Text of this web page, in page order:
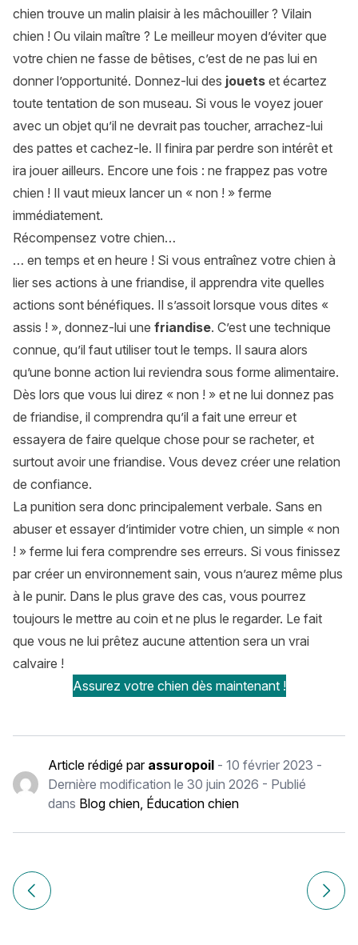
chien trouve un malin plaisir à les mâchouiller ? Vilain
chien ! Ou vilain maître ? Le meilleur moyen d’éviter que
votre chien ne fasse de bêtises, c’est de ne pas lui en
donner l’opportunité. Donnez-lui des jouets et écartez
toute tentation de son museau. Si vous le voyez jouer
avec un objet qu’il ne devrait pas toucher, arrachez-lui
des pattes et cachez-le. Il finira par perdre son intérêt et
ira jouer ailleurs. Encore une fois : ne frappez pas votre
chien ! Il vaut mieux lancer un « non ! » ferme
immédiatement.
Récompensez votre chien…
… en temps et en heure ! Si vous entraînez votre chien à
lier ses actions à une friandise, il apprendra vite quelles
actions sont bénéfiques. Il s’assoit lorsque vous dites «
assis ! », donnez-lui une friandise. C’est une technique
connue, qu’il faut utiliser tout le temps. Il saura alors
qu’une bonne action lui reviendra sous forme alimentaire.
Dès lors que vous lui direz « non ! » et ne lui donnez pas
de friandise, il comprendra qu’il a fait une erreur et
essayera de faire quelque chose pour se racheter, et
surtout avoir une friandise. Vous devez créer une relation
de confiance.
La punition sera donc principalement verbale. Sans en
abuser et essayer d’intimider votre chien, un simple « non
! » ferme lui fera comprendre ses erreurs. Si vous finissez
par créer un environnement sain, vous n’aurez même plus
à le punir. Dans le plus grave des cas, vous pourrez
toujours le mettre au coin et ne plus le regarder. Le fait
que vous ne lui prêtez aucune attention sera un vrai
calvaire !
Assurez votre chien dès maintenant !
Article rédigé par assuropoil- 10 février 2023 -
Dernière modification le 30 juin 2026 - Publié
dans Blog chien, Éducation chien
Navigation
de
Article précédent Mon chien mange tout, même les objets
Article